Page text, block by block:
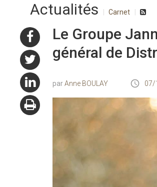
Actualités Carnet
Le Groupe
général de
Anne BOULAY 07/